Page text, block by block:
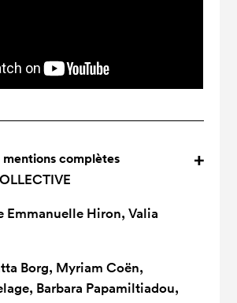
complètes
Emmanuelle Hiron, Valia
Borg, Myriam Coën,
Barbara Papamiltiadou,